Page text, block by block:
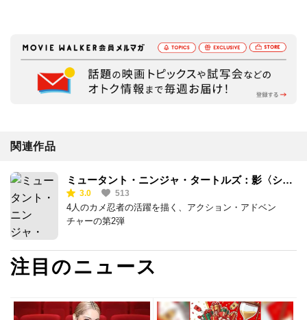
関連作品
ドウズ〉
3.0
4人のカメ忍者の活躍を描く、アクション・アドベン